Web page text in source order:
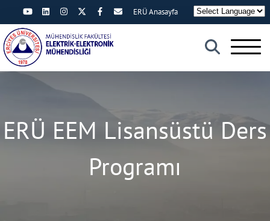
×
ERÜ Anasayfa
ERÜ EEM Lisansüstü Ders
Programı